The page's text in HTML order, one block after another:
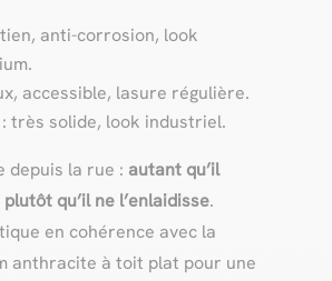
anti-corrosion, look
accessible, lasure régulière.
: très solide, look industriel.
depuis la rue : autant qu’il
qu’il ne l’enlaidisse.
en cohérence avec la
anthracite à toit plat pour une